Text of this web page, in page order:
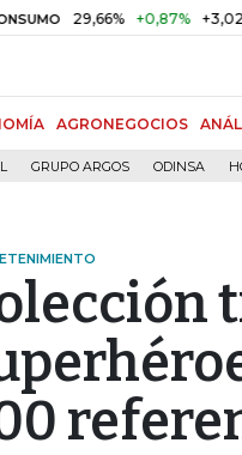
29,66% +0,87% +3,02%
AGRONEGOCIOS
GRUPO ARGOS ODINSA